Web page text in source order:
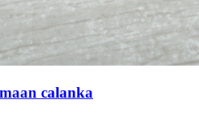
calanka